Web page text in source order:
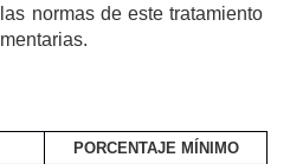
normas de este tratamiento
PORCENTAJE MÍNIMO